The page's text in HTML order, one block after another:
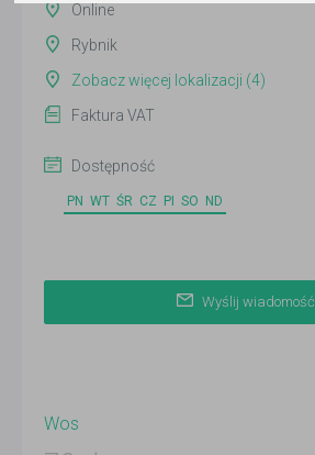
Online
Rybnik
Zobacz więcej lokalizacji (4)
Faktura VAT
Dostępność
PN WT ŚR CZ PI SO ND
Wyślij wiadomość
Wos